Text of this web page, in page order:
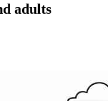
adults